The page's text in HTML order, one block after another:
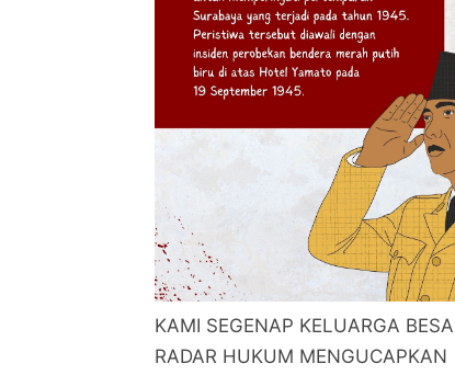
KAMI SEGENAP KELUARGA
RADAR HUKUM MENGUCAPKAN